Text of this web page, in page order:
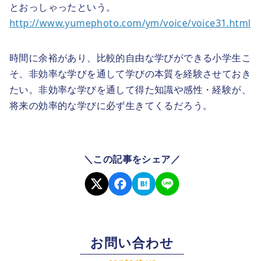
とおっしゃったという。
http://www.yumephoto.com/ym/voice/voice31.html
時間に余裕があり、比較的自由な学びができる小学生こ
そ、非効率な学びを通して学びの本質を経験させておき
たい。非効率な学びを通して得た知識や感性・経験が、
将来の効率的な学びに必ず生きてくるだろう。
＼この記事をシェア／
お問い合わせ